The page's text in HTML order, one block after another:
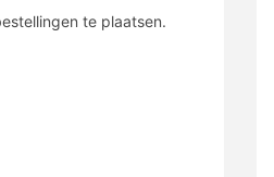
te plaatsen.